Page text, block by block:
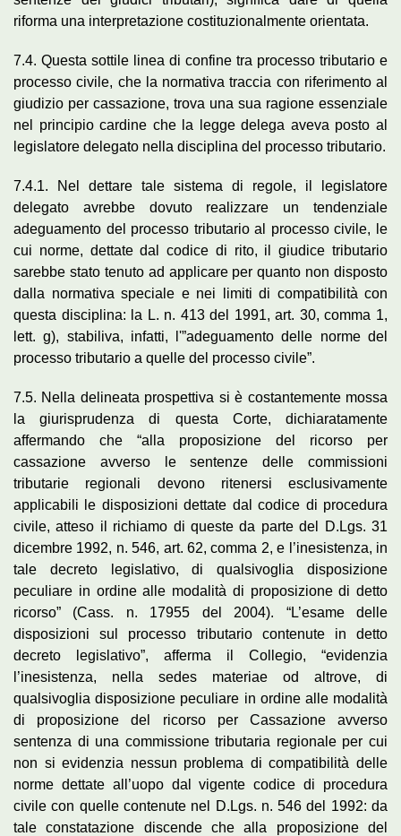
riforma una interpretazione costituzionalmente orientata.
7.4. Questa sottile linea di confine tra processo tributario e
processo civile, che la normativa traccia con riferimento al
giudizio per cassazione, trova una sua ragione essenziale
nel principio cardine che la legge delega aveva posto al
legislatore delegato nella disciplina del processo tributario.
7.4.1. Nel dettare tale sistema di regole, il legislatore
delegato avrebbe dovuto realizzare un tendenziale
adeguamento del processo tributario al processo civile, le
cui norme, dettate dal codice di rito, il giudice tributario
sarebbe stato tenuto ad applicare per quanto non disposto
dalla normativa speciale e nei limiti di compatibilità con
questa disciplina: la L. n. 413 del 1991, art. 30, comma 1,
lett. g), stabiliva, infatti, l'”adeguamento delle norme del
processo tributario a quelle del processo civile”.
7.5. Nella delineata prospettiva si è costantemente mossa
la giurisprudenza di questa Corte, dichiaratamente
affermando che “alla proposizione del ricorso per
cassazione avverso le sentenze delle commissioni
tributarie regionali devono ritenersi esclusivamente
applicabili le disposizioni dettate dal codice di procedura
civile, atteso il richiamo di queste da parte del D.Lgs. 31
dicembre 1992, n. 546, art. 62, comma 2, e l’inesistenza, in
tale decreto legislativo, di qualsivoglia disposizione
peculiare in ordine alle modalità di proposizione di detto
ricorso” (Cass. n. 17955 del 2004). “L’esame delle
disposizioni sul processo tributario contenute in detto
decreto legislativo”, afferma il Collegio, “evidenzia
l’inesistenza, nella sedes materiae od altrove, di
qualsivoglia disposizione peculiare in ordine alle modalità
di proposizione del ricorso per Cassazione avverso
sentenza di una commissione tributaria regionale per cui
non si evidenzia nessun problema di compatibilità delle
norme dettate all’uopo dal vigente codice di procedura
civile con quelle contenute nel D.Lgs. n. 546 del 1992: da
tale constatazione discende che alla proposizione del